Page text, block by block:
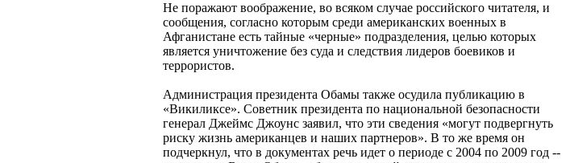
Не поражают воображение, во всяком случае российского читателя, и
сообщения, согласно которым среди американских военных в
Афганистане есть тайные «черные» подразделения, целью которых
является уничтожение без суда и следствия лидеров боевиков и
террористов.
Администрация президента Обамы также осудила публикацию в
«Викиликсе». Советник президента по национальной безопасности
генерал Джеймс Джоунс заявил, что эти сведения «могут подвергнуть
риску жизнь американцев и наших партнеров». В то же время он
подчеркнул, что в документах речь идет о периоде с 2004 по 2009 год --